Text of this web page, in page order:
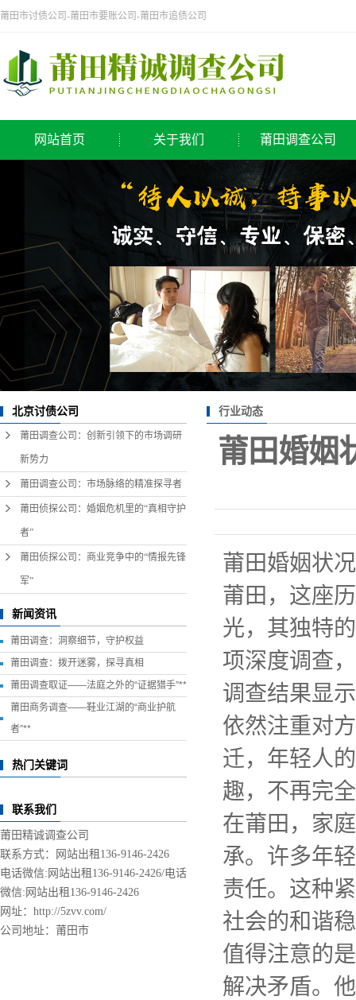
莆田市讨债公司-莆田市要账公司-莆田市追债公司
网站首页 关于我们
公司简介
莆田调查公司
莆田调查公司
侦探公司
调查公司
取证公司
寻人公司
北京讨债公司
莆田调查公司：创新引领下的市场调研
新势力
莆田调查公司：市场脉络的精准探寻者
莆田侦探公司：婚姻危机里的“真相守护
者”
莆田侦探公司：商业竞争中的“情报先锋
军”
新闻资讯
莆田调查：洞察细节，守护权益
莆田调查：拨开迷雾，探寻真相
莆田调查取证——法庭之外的“证据猎手”**
莆田商务调查——鞋业江湖的“商业护航
者”**
热门关键词
联系我们
莆田精诚调查公司
联系方式：网站出租136-9146-2426
电话微信:网站出租136-9146-2426/电话
微信:网站出租136-9146-2426
网址：http://5zvv.com/
公司地址：莆田市
行业动态
莆田婚姻
莆田婚姻状
莆田，这座
光，其独特
项深度调查
调查结果显
依然注重对
迁，年轻人
趣，不再完
在莆田，家
承。许多年
责任。这种
社会的和谐
值得注意的
解决矛盾。